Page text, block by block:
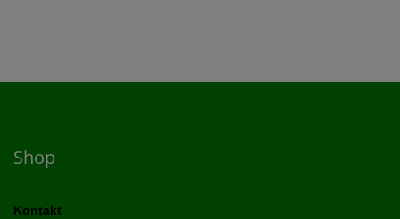
Shop
Kontakt